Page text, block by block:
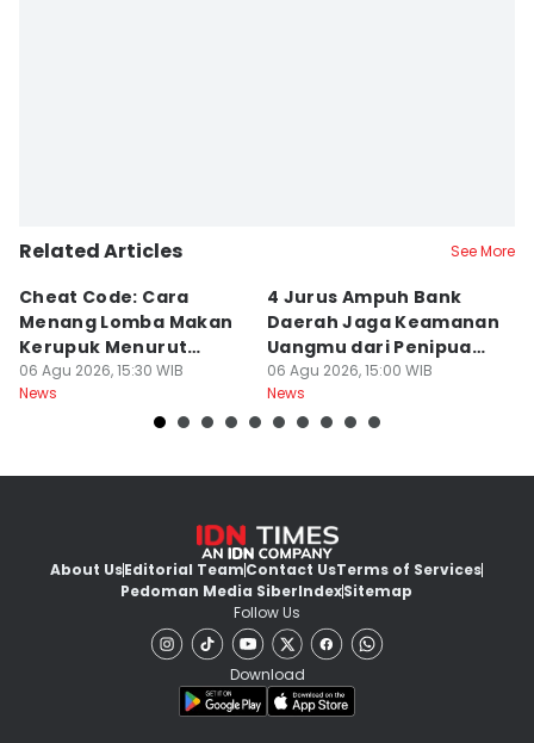
Related Articles See More
Cheat Code: Cara
Menang Lomba Makan
Kerupuk Menurut
Hukum Fisika, Bukan
Cuma Hoki
06 Agu 2026, 15:30 WIB
News
4 Jurus Ampuh Bank
Daerah Jaga Keamanan
Uangmu dari Penipuan
Digital
06 Agu 2026, 15:00 WIB
News
About UsEditorial TeamContact UsTerms of Services
Pedoman Media SiberIndexSitemap
Follow Us
Download